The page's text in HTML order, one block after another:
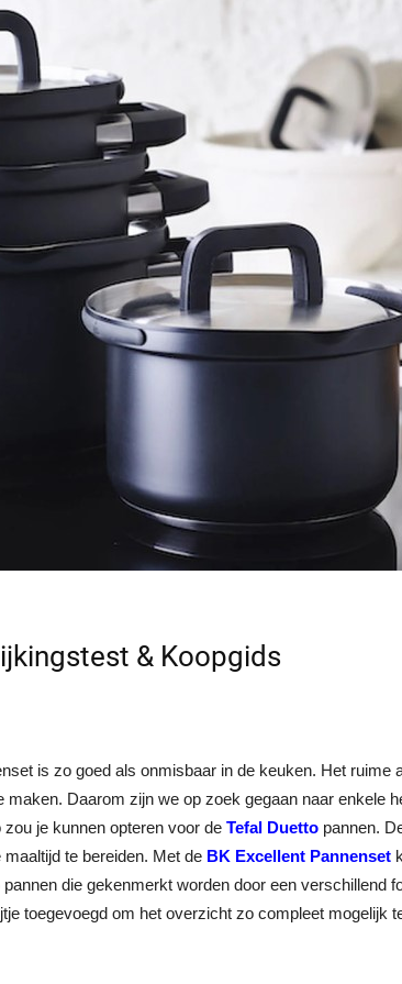
& Koopgids
is zo goed als onmisbaar in de keuken. Het ruime
Daarom zijn we op zoek gegaan naar enkele
zou je kunnen opteren voor deTefal Duetto pannen.
te bereiden. Met de BK Excellent Pannenset
die gekenmerkt worden door een verschillend
toegevoegd om het overzicht zo compleet mogelijk